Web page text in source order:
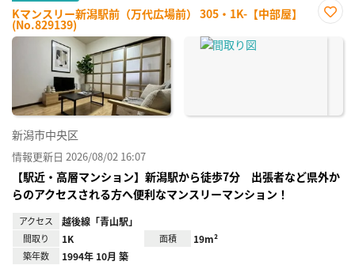
Kマンスリー新潟駅前（万代広場前） 305・1K-【中部屋】
(No.829139)
に入
新潟市中央区
情報更新日 2026/08/02 16:07
【駅近・高層マンション】新潟駅から徒歩7分 出張者など県外か
らのアクセスされる方へ便利なマンスリーマンション！
アクセス 越後線「青山駅」
間取り 1K 面積 19m²
築年数 1994年 10月 築